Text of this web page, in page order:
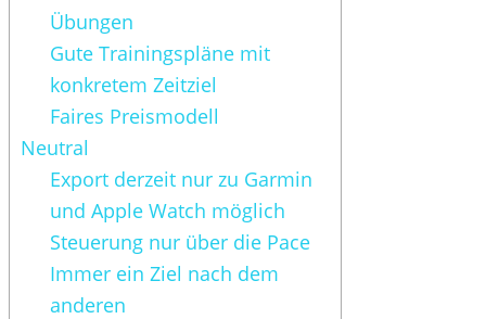
Übungen
Gute Trainingspläne mit
konkretem Zeitziel
Faires Preismodell
Neutral
Export derzeit nur zu Garmin
und Apple Watch möglich
Steuerung nur über die Pace
Immer ein Ziel nach dem
anderen